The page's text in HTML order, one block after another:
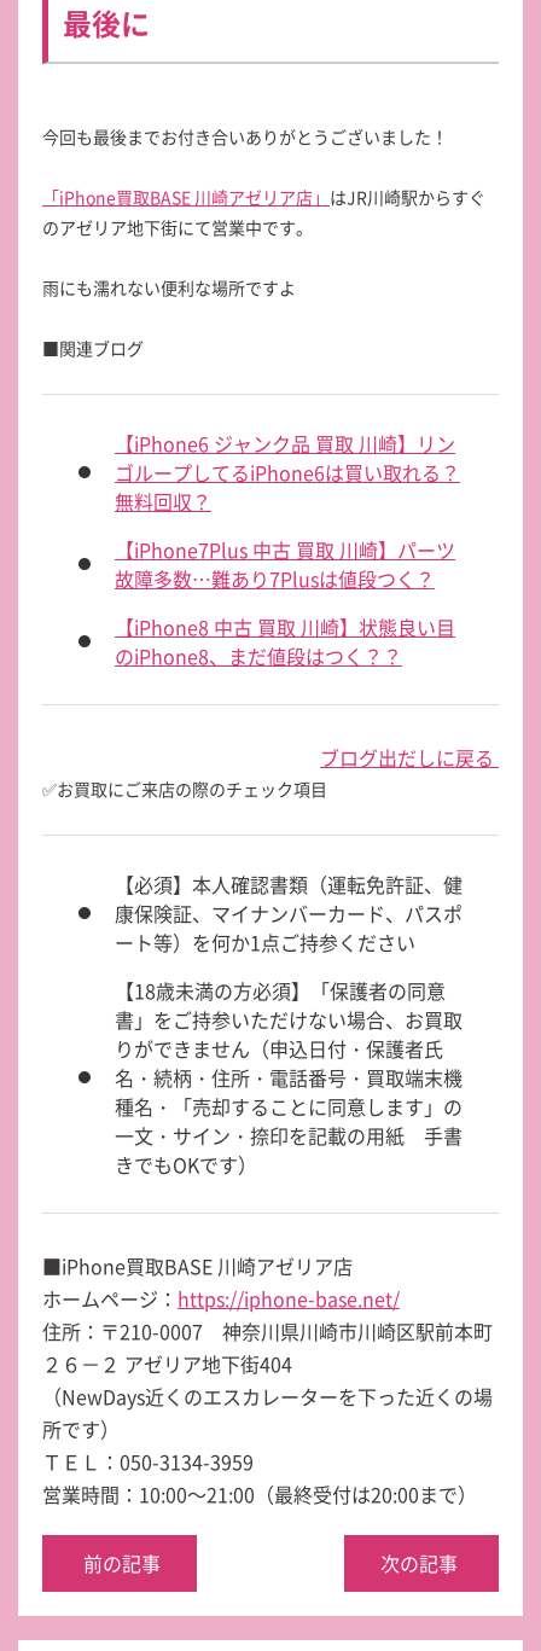
最後に
今回も最後までお付き合いありがとうございました！
「iPhone買取BASE 川崎アゼリア店」 はJR川崎駅からすぐ
のアゼリア地下街にて営業中です。
雨にも濡れない便利な場所ですよ
■関連ブログ
【iPhone6 ジャンク品 買取 川崎】リン
ゴループしてるiPhone6は買い取れる？
無料回収？
【iPhone7Plus 中古 買取 川崎】パーツ
故障多数…難あり7Plusは値段つく？
【iPhone8 中古 買取 川崎】状態良い目
のiPhone8、まだ値段はつく？？
ブログ出だしに戻る
✅お買取にご来店の際のチェック項目
【必須】本人確認書類（運転免許証、健
康保険証、マイナンバーカード、パスポ
ート等）を何か1点ご持参ください
【18歳未満の方必須】「保護者の同意
書」をご持参いただけない場合、お買取
りができません（申込日付・保護者氏
名・続柄・住所・電話番号・買取端末機
種名・「売却することに同意します」の
一文・サイン・捺印を記載の用紙 手書
きでもOKです）
■iPhone買取BASE 川崎アゼリア店
ホームページ： https://iphone-base.net/
住所：〒210-0007 神奈川県川崎市川崎区駅前本町
２６－２ アゼリア地下街404
（NewDays近くのエスカレーターを下った近くの場
所です）
ＴＥＬ：050-3134-3959
営業時間：10:00～21:00（最終受付は20:00まで）
前の記事 次の記事